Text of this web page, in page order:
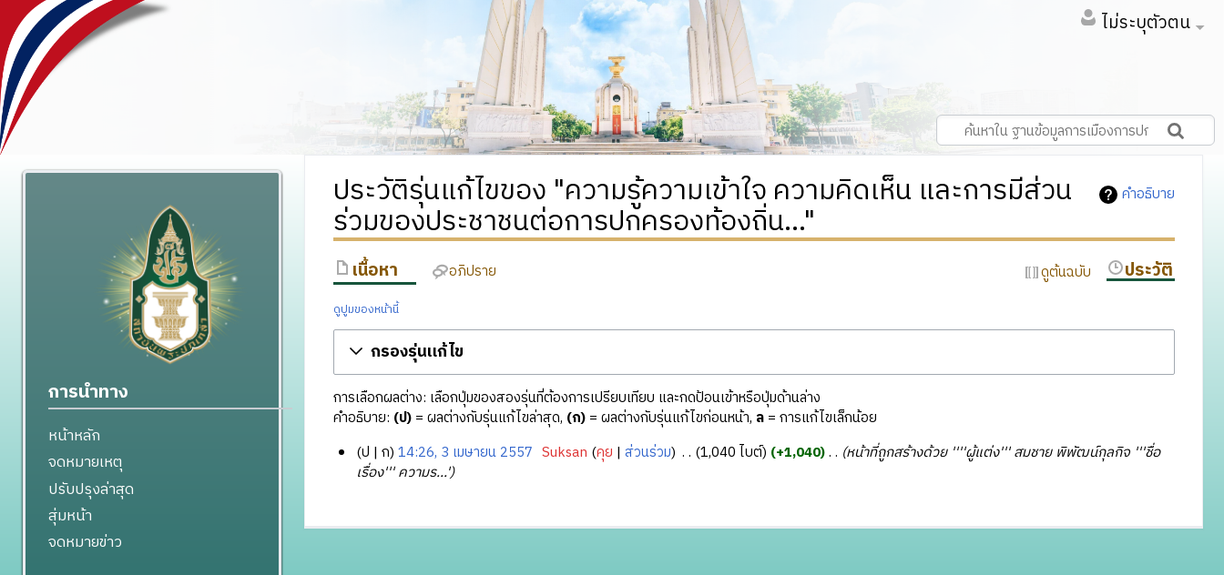
ไม่ระบุตัวตน
คำอธิบาย
ประวัติรุ่นแก้ไขของ "ความรู้ความเข้าใจ ความคิดเห็น และการมีส่วน
ร่วมของประชาชนต่อการปกครองท้องถิ่น..."
เนื้อหา อภิปราย ดูต้นฉบับ ประวัติ
ดูปูมของหน้านี้
กรองรุ่นแก้ไข
การเลือกผลต่าง: เลือกปุ่มของสองรุ่นที่ต้องการเปรียบเทียบ และกดป้อนเข้าหรือปุ่มด้านล่าง
คำอธิบาย: (ป)= ผลต่างกับรุ่นแก้ไขล่าสุด, (ก)= ผลต่างกับรุ่นแก้ไขก่อนหน้า, ล= การแก้ไขเล็กน้อย
ป ก 14:26, 3 เมษายน 2557 Suksan คุย ส่วนร่วม ‎ 1,040 ไบต์ +1,040 ‎
หน้าที่ถูกสร้างด้วย ''''ผู้แต่ง''' สมชาย พิพัฒน์กุลกิจ '''ชื่อ
เรื่อง''' ความร...'
การนำทาง
หน้าหลัก
จดหมายเหตุ
ปรับปรุงล่าสุด
สุ่มหน้า
จดหมายข่าว